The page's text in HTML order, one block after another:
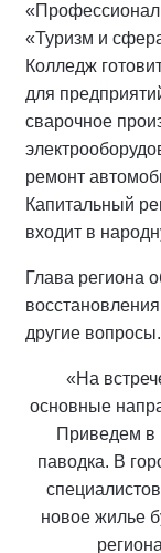
«Туризм и
Колледж
для
сварочное
ремонт
Капитальный
входит в
Глава региона
другие вопросы.
«На
основные
Приведем в
паводка. В
новое жилье